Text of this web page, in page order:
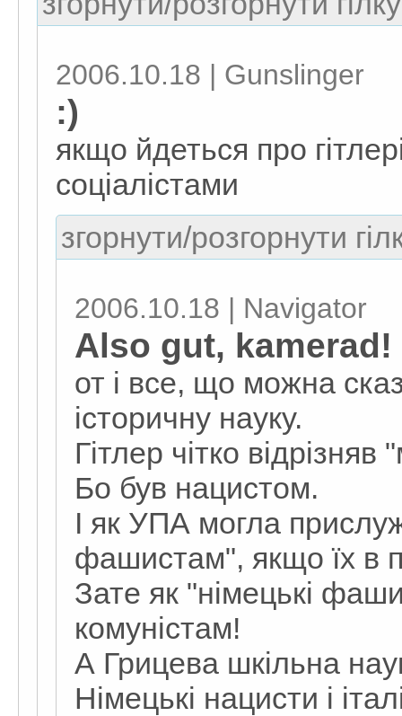
2006.10.18 | Gunslinger
:)
якщо йдеться про
соціалістами
згорнути/розгорнути
2006.10.18 | Navigator
Also gut, kamerad!
от і все, що можна
історичну науку.
Гітлер чітко
Бо був нацистом.
І як УПА могла
фашистам", якщо їх в
Зате як "німецькі
комуністам!
А Грицева шкільна
Німецькі нацисти і